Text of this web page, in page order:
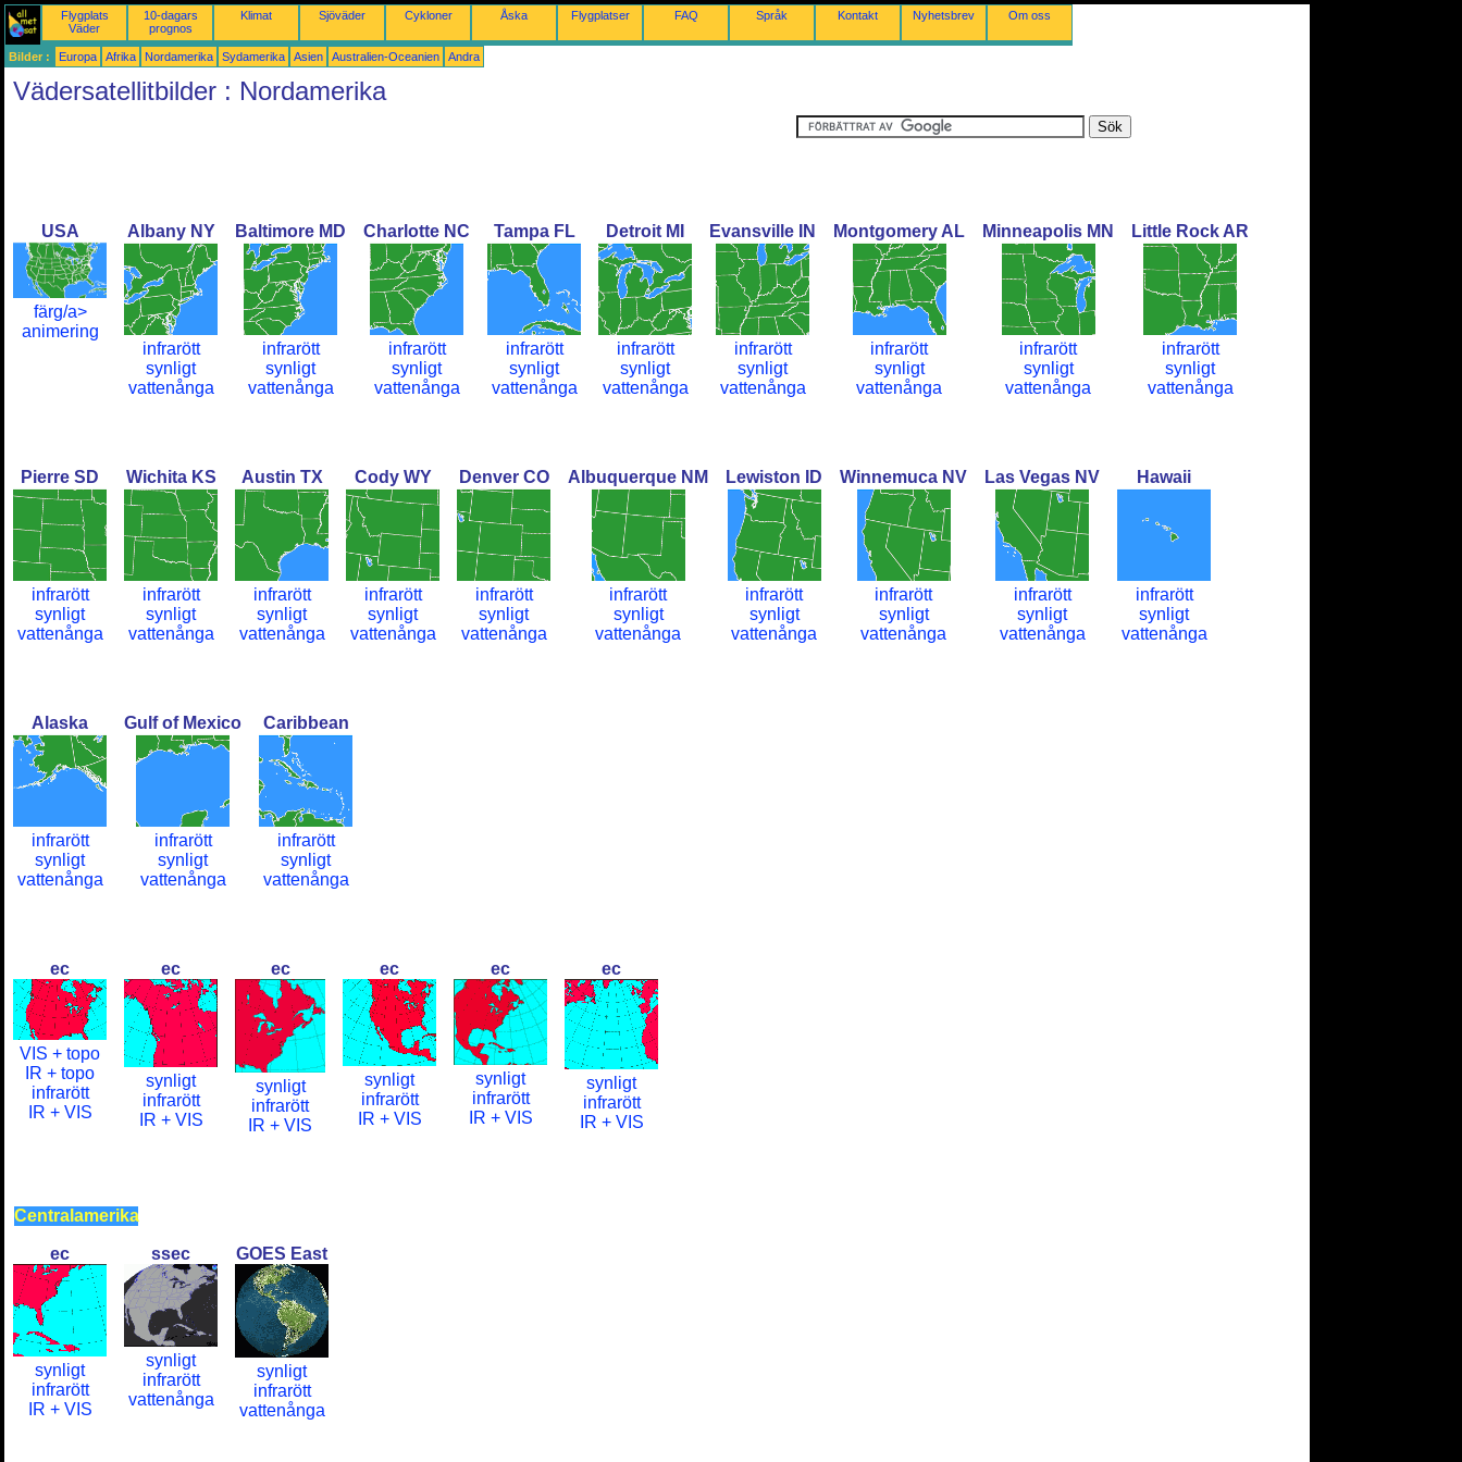
Flygplats
Väder
10-dagars
prognos
Klimat Sjöväder Cykloner Åska Flygplatser FAQ Språk Kontakt Nyhetsbrev Om oss
Bilder : Europa Afrika Nordamerika Sydamerika Asien Australien-Oceanien Andra
Vädersatellitbilder : Nordamerika
USA
färg/a>
animering
Albany NY
infrarött
synligt
vattenånga
Baltimore MD
infrarött
synligt
vattenånga
Charlotte NC
infrarött
synligt
vattenånga
Tampa FL
infrarött
synligt
vattenånga
Detroit MI
infrarött
synligt
vattenånga
Evansville IN
infrarött
synligt
vattenånga
Montgomery AL
infrarött
synligt
vattenånga
Minneapolis MN
infrarött
synligt
vattenånga
Little Rock AR
infrarött
synligt
vattenånga
Pierre SD
infrarött
synligt
vattenånga
Wichita KS
infrarött
synligt
vattenånga
Austin TX
infrarött
synligt
vattenånga
Cody WY
infrarött
synligt
vattenånga
Denver CO
infrarött
synligt
vattenånga
Albuquerque NM
infrarött
synligt
vattenånga
Lewiston ID
infrarött
synligt
vattenånga
Winnemuca NV
infrarött
synligt
vattenånga
Las Vegas NV
infrarött
synligt
vattenånga
Hawaii
infrarött
synligt
vattenånga
Alaska
infrarött
synligt
vattenånga
Gulf of Mexico
infrarött
synligt
vattenånga
Caribbean
infrarött
synligt
vattenånga
ec
VIS + topo
IR + topo
infrarött
IR + VIS
ec
synligt
infrarött
IR + VIS
ec
synligt
infrarött
IR + VIS
ec
synligt
infrarött
IR + VIS
ec
synligt
infrarött
IR + VIS
ec
synligt
infrarött
IR + VIS
Centralamerika
ec
synligt
infrarött
IR + VIS
ssec
synligt
infrarött
vattenånga
GOES East
synligt
infrarött
vattenånga